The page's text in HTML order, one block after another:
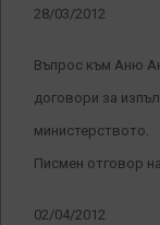
28/03/2012
Въпрос към Аню
договори за
министерството.
Писмен отговор
02/04/2012